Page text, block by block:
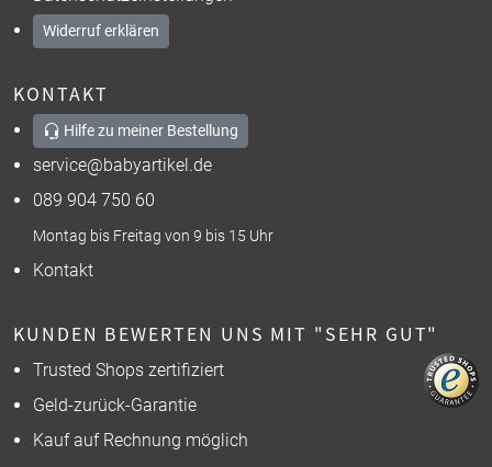
Widerruf erklären
KONTAKT
Hilfe zu meiner Bestellung
service@babyartikel.de
089 904 750 60
Montag bis Freitag von 9 bis 15 Uhr
Kontakt
KUNDEN BEWERTEN UNS MIT "SEHR GUT"
Trusted Shops zertifiziert
Geld-zurück-Garantie
Kauf auf Rechnung möglich